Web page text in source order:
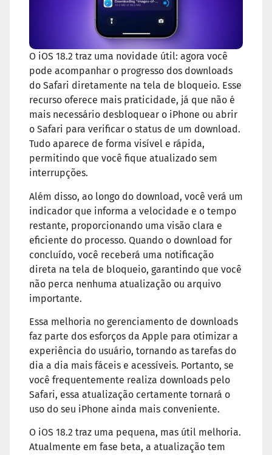
O iOS 18.2 traz uma novidade útil: agora você
pode acompanhar o progresso dos downloads
do Safari diretamente na tela de bloqueio. Esse
recurso oferece mais praticidade, já que não é
mais necessário desbloquear o iPhone ou abrir
o Safari para verificar o status de um download.
Tudo aparece de forma visível e rápida,
permitindo que você fique atualizado sem
interrupções.
Além disso, ao longo do download, você verá um
indicador que informa a velocidade e o tempo
restante, proporcionando uma visão clara e
eficiente do processo. Quando o download for
concluído, você receberá uma notificação
direta na tela de bloqueio, garantindo que você
não perca nenhuma atualização ou arquivo
importante.
Essa melhoria no gerenciamento de downloads
faz parte dos esforços da Apple para otimizar a
experiência do usuário, tornando as tarefas do
dia a dia mais fáceis e acessíveis. Portanto, se
você frequentemente realiza downloads pelo
Safari, essa atualização certamente tornará o
uso do seu iPhone ainda mais conveniente.
O iOS 18.2 traz uma pequena, mas útil melhoria.
Atualmente em fase beta, a atualização tem